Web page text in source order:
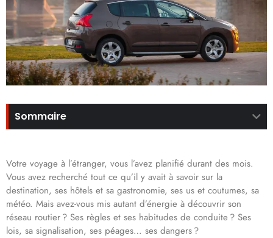
Sommaire
Votre voyage à l’étranger, vous l’avez planifié durant des mois.
Vous avez recherché tout ce qu’il y avait à savoir sur la
destination, ses hôtels et sa gastronomie, ses us et coutumes, sa
météo. Mais avez-vous mis autant d’énergie à découvrir son
réseau routier ? Ses règles et ses habitudes de conduite ? Ses
lois, sa signalisation, ses péages… ses dangers ?